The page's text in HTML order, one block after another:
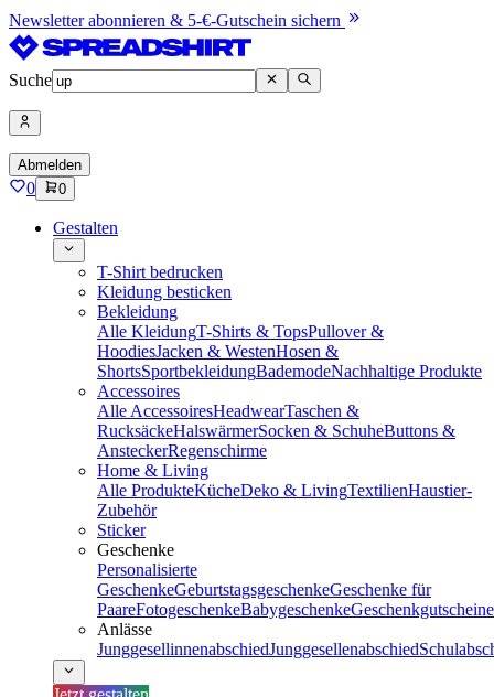
Newsletter abonnieren & 5-€-Gutschein sichern
Suche
Abmelden
0 0
Gestalten
T-Shirt bedrucken
Kleidung besticken
Bekleidung
Alle KleidungT-Shirts & TopsPullover &
HoodiesJacken & WestenHosen &
ShortsSportbekleidungBademodeNachhaltige Produkte
Accessoires
Alle AccessoiresHeadwearTaschen &
RucksäckeHalswärmerSocken & SchuheButtons &
AnsteckerRegenschirme
Home & Living
Alle ProdukteKücheDeko & LivingTextilienHaustier-
Zubehör
Sticker
Geschenke
Personalisierte
GeschenkeGeburtstagsgeschenkeGeschenke für
PaareFotogeschenkeBabygeschenkeGeschenkgutscheine
Anlässe
JunggesellinnenabschiedJunggesellenabschied